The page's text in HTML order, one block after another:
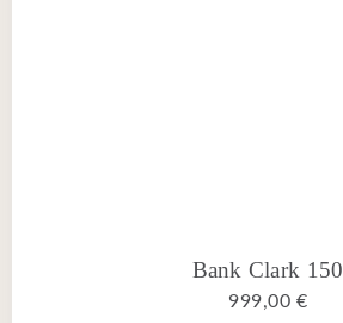
Bank Clark 150
999,00 €